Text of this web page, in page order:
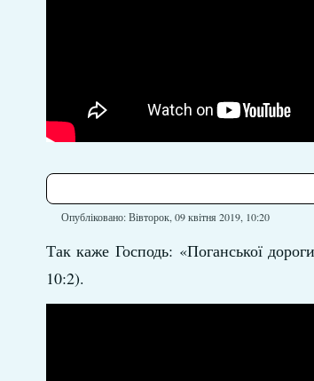
Опубліковано: Вівторок, 09 квітня 2019, 10:20
Так каже Господь: «Поганської
10:2).